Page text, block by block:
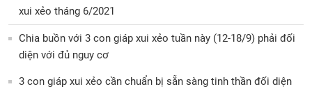
xui xẻo tháng 6/2021
Chia buồn với 3 con giáp xui xẻo tuần này (12-18/9) phải đối
diện với đủ nguy cơ
3 con giáp xui xẻo cần chuẩn bị sẵn sàng tinh thần đối diện